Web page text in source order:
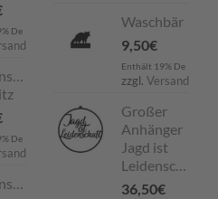
De
De
Waschbär
9,50€
Enthält 19% De
zzgl. Versand
Großer
Anhänger
Jagd ist
Leidenschaft
36,50€